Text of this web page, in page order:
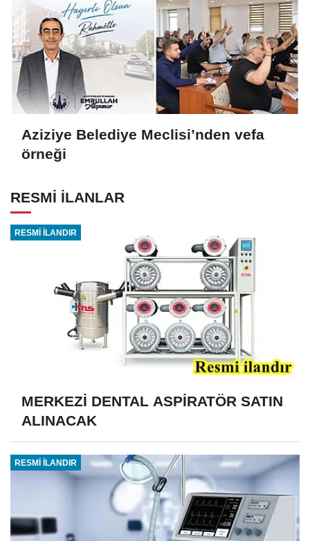
Aziziye Belediye Meclisi’nden vefa
örneği
RESMİ İLANLAR
RESMİ İLANDIR
MERKEZİ DENTAL ASPİRATÖR SATIN
ALINACAK
RESMİ İLANDIR